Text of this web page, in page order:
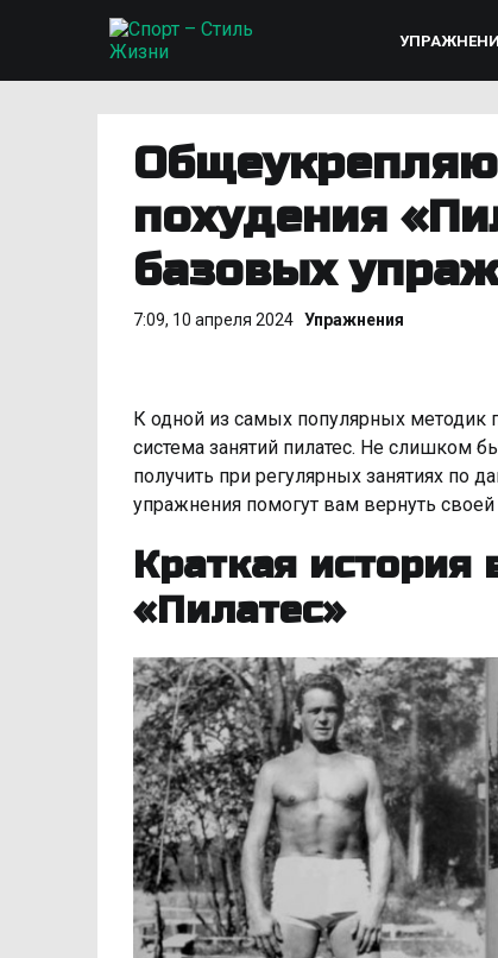
похудения
базовых
7:09, 10 апреля 2024 Упражнения
К одной из самых популярных методик
система занятий пилатес. Не слишком
получить при регулярных занятиях по
упражнения помогут вам вернуть своей
Краткая история
«Пилатес»